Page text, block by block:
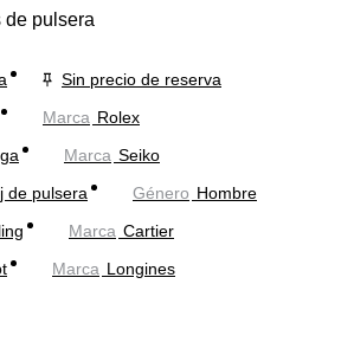
de pulsera
Sin precio de reserva
Marca Rolex
Marca Seiko
de pulsera Género Hombre
Marca Cartier
Marca Longines